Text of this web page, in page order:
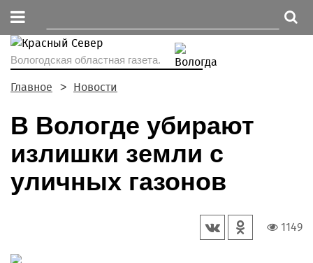
Вологодская областная газета.
Главное Новости
В Вологде убирают
излишки земли с
уличных газонов
1149